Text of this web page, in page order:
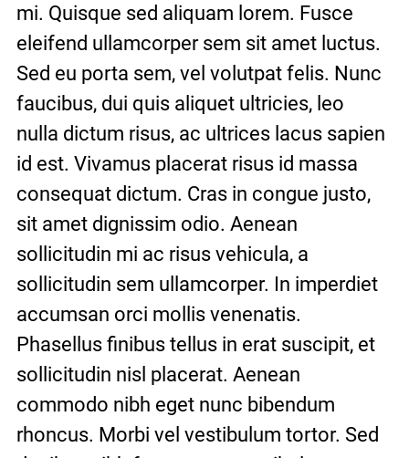
mi. Quisque sed aliquam lorem. Fusce
eleifend ullamcorper sem sit amet luctus.
Sed eu porta sem, vel volutpat felis. Nunc
faucibus, dui quis aliquet ultricies, leo
nulla dictum risus, ac ultrices lacus sapien
id est. Vivamus placerat risus id massa
consequat dictum. Cras in congue justo,
sit amet dignissim odio. Aenean
sollicitudin mi ac risus vehicula, a
sollicitudin sem ullamcorper. In imperdiet
accumsan orci mollis venenatis.
Phasellus finibus tellus in erat suscipit, et
sollicitudin nisl placerat. Aenean
commodo nibh eget nunc bibendum
rhoncus. Morbi vel vestibulum tortor. Sed